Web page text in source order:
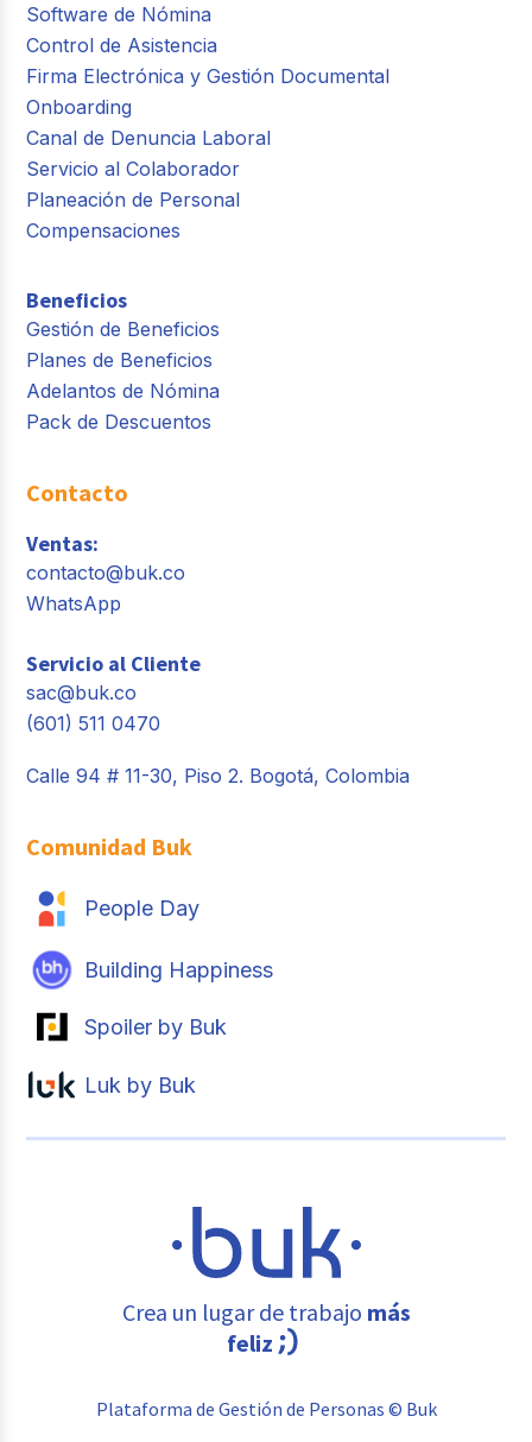
Software de Nómina
Control de Asistencia
Firma Electrónica y Gestión Documental
Onboarding
Canal de Denuncia Laboral
Servicio al Colaborador
Planeación de Personal
Compensaciones
Beneficios
Gestión de Beneficios
Planes de Beneficios
Adelantos de Nómina
Pack de Descuentos
Contacto
Ventas:
contacto@buk.co
WhatsApp
Servicio al Cliente
sac@buk.co
(601) 511 0470
Calle 94 # 11-30, Piso 2. Bogotá, Colombia
Comunidad Buk
People Day
Building Happiness
Spoiler by Buk
Luk by Buk
Crea un lugar de trabajo más
feliz
Plataforma de Gestión de Personas © Buk